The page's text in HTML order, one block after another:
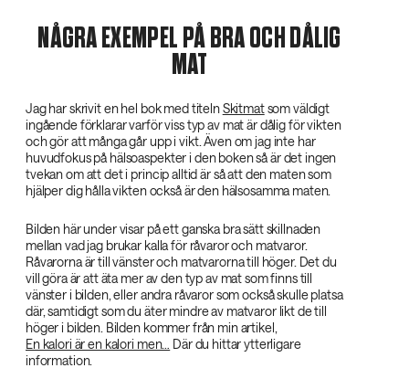
NÅGRA EXEMPEL PÅ BRA OCH DÅLIG
MAT
Jag har skrivit en hel bok med titelnSkitmatsom väldigt
ingående förklarar varför viss typ av mat är dålig för vikten
och gör att många går upp i vikt. Även om jag inte har
huvudfokus på hälsoaspekter i den boken så är det ingen
tvekan om att det i princip alltid är så att den maten som
hjälper dig hålla vikten också är den hälsosamma maten.
Bilden här under visar på ett ganska bra sätt skillnaden
mellan vad jag brukar kalla för råvaror och matvaror.
Råvarorna är till vänster och matvarorna till höger. Det du
vill göra är att äta mer av den typ av mat som finns till
vänster i bilden, eller andra råvaror som också skulle platsa
där, samtidigt som du äter mindre av matvaror likt de till
höger i bilden. Bilden kommer från min artikel,
En kalori är en kalori men…
Där du hittar ytterligare
information.